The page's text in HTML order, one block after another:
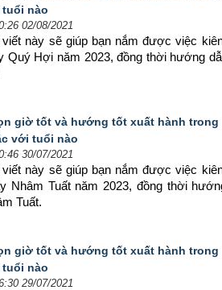
nào
02/08/2021
viết này sẽ giúp bạn nắm được việc
Quý Hợi năm 2023, đồng thời hướng
giờ tốt và hướng tốt xuất hành trong
với tuổi nào
30/07/2021
viết này sẽ giúp bạn nắm được việc
Nhâm Tuất năm 2023, đồng thời
Tuất.
giờ tốt và hướng tốt xuất hành trong
nào
29/07/2021